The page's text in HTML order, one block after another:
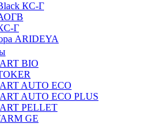
КС-Г
Г
ARIDEYA
BIO
AUTO ECO
AUTO ECO PLUS
PELLET
GE